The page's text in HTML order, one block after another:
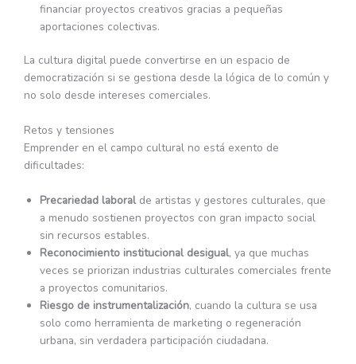
financiar proyectos creativos gracias a pequeñas
aportaciones colectivas.
La cultura digital puede convertirse en un espacio de
democratización si se gestiona desde la lógica de lo común y
no solo desde intereses comerciales.
Retos y tensiones
Emprender en el campo cultural no está exento de
dificultades:
Precariedad laboralde artistas y gestores culturales, que
a menudo sostienen proyectos con gran impacto social
sin recursos estables.
Reconocimiento institucional desigual, ya que muchas
veces se priorizan industrias culturales comerciales frente
a proyectos comunitarios.
Riesgo de instrumentalización, cuando la cultura se usa
solo como herramienta de marketing o regeneración
urbana, sin verdadera participación ciudadana.